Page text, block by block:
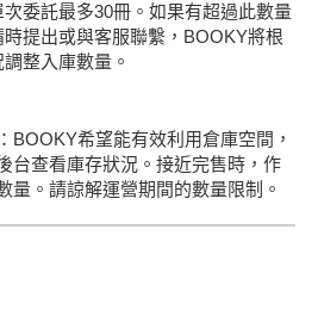
次委託最多30冊。如果有超過此數量
提出或與客服聯繫，BOOKY將根
整入庫數量。
：BOOKY希望能有效利用倉庫空間，
台查看庫存狀況。接近完售時，作
量。請諒解運營期間的數量限制。